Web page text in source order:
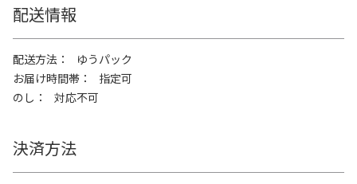
配送情報
配送方法
ゆうパック
お届け時間帯
指定可
のし
対応不可
決済方法